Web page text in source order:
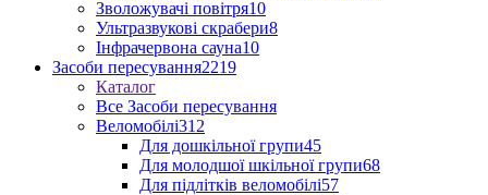
Зволожувачі повітря10
Ультразвукові скрабери8
Інфрачервона сауна10
Засоби пересування2219
Каталог
Все Засоби пересування
Веломобілі312
Для дошкільної групи45
Для молодшої шкільної групи68
Для підлітків веломобілі57